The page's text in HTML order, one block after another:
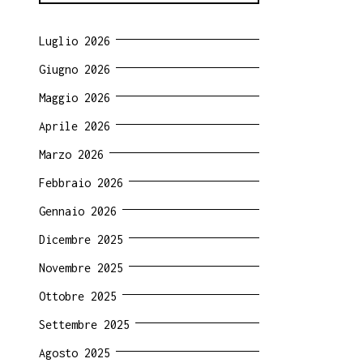
Luglio 2026
Giugno 2026
Maggio 2026
Aprile 2026
Marzo 2026
Febbraio 2026
Gennaio 2026
Dicembre 2025
Novembre 2025
Ottobre 2025
Settembre 2025
Agosto 2025